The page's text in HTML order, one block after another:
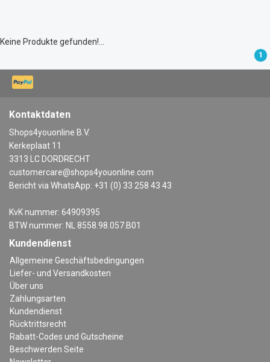
Keine Produkte gefunden!...
1
Kontaktdaten
Shops4youonline B.V.
Kerkeplaat 11
3313 LC DORDRECHT
customercare@shops4youonline.com
Bericht via WhatsApp: +31 (0) 33 258 43 43
KvK nummer: 64909395
BTW nummer: NL 8558.98.057.B01
Kundendienst
Allgemeine Geschäftsbedingungen
Liefer- und Versandkosten
Über uns
Zahlungsarten
Kundendienst
Rücktrittsrecht
Rabatt-Codes und Gutscheine
Beschwerden Seite